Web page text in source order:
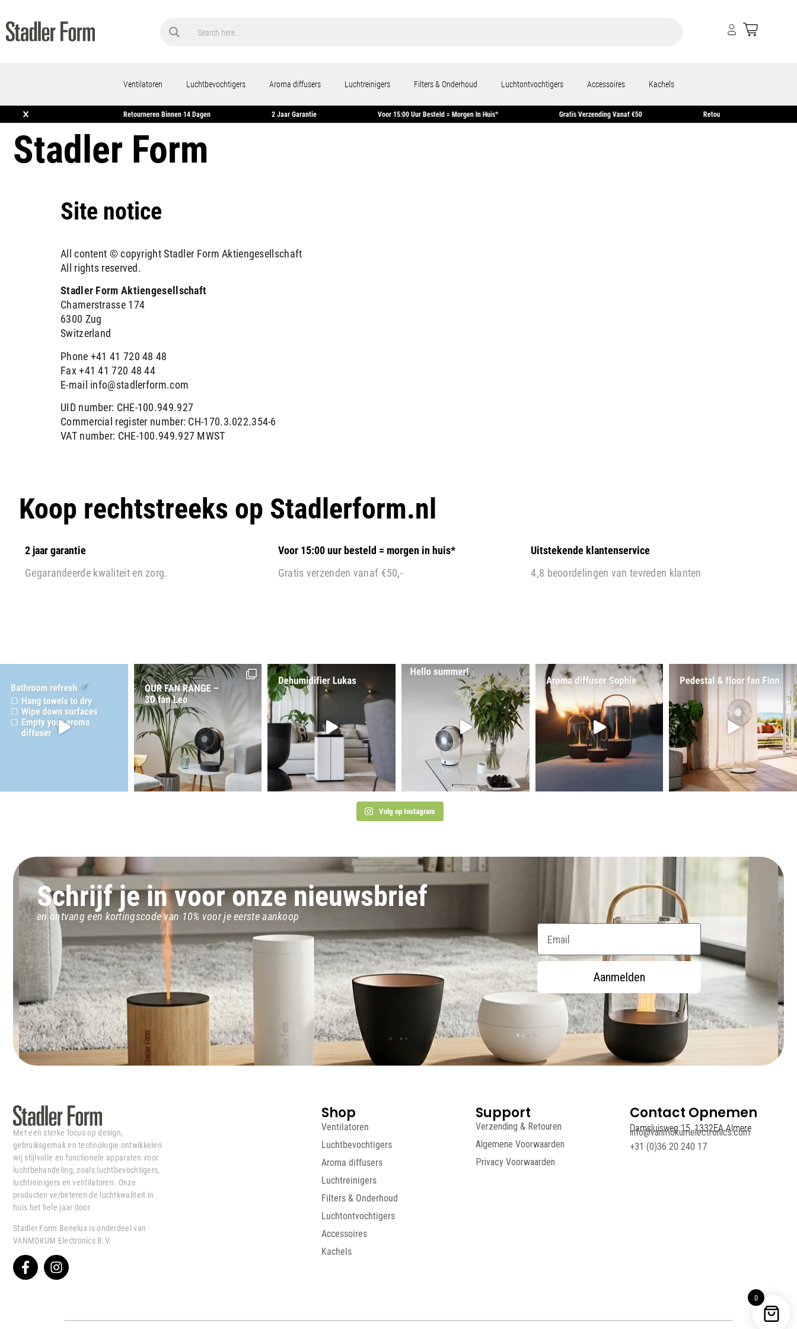
Ventilatoren Luchtbevochtigers Aroma diffusers Luchtreinigers Filters & Onderhoud Luchtontvochtigers Accessoires Kachels
×
Gratis Verzending Vanaf €50 Retourneren Binnen 14 Dagen 2 Jaar Garantie Voor 15:00 Uur Besteld = Morgen In Huis* Gratis Verzending Vanaf €50
Stadler Form
Site notice
All content © copyright Stadler Form Aktiengesellschaft
All rights reserved.
Stadler Form Aktiengesellschaft
Chamerstrasse 174
6300 Zug
Switzerland
Phone +41 41 720 48 48
Fax +41 41 720 48 44
E-mail info@stadlerform.com
UID number: CHE-100.949.927
Commercial register number: CH-170.3.022.354-6
VAT number: CHE-100.949.927 MWST
0
Koop rechtstreeks op Stadlerform.nl
2 jaar garantie
Gegarandeerde kwaliteit en zorg.
Voor 15:00 uur besteld = morgen in huis*
Gratis verzenden vanaf €50,-
Uitstekende klantenservice
4,8 beoordelingen van tevreden klanten
Volg op Instagram
Schrijf je in voor onze nieuwsbrief
en ontvang een kortingscode van 10% voor je eerste aankoop
Email
Aanmelden
Met een sterke focus op design,
gebruiksgemak en technologie ontwikkelen
wij stijlvolle en functionele apparaten voor
luchtbehandeling, zoals luchtbevochtigers,
luchtreinigers en ventilatoren. Onze
producten verbeteren de luchtkwaliteit in
huis het hele jaar door.
Stadler Form Benelux is onderdeel van
VANMOKUM Electronics B.V.
Shop
Ventilatoren
Luchtbevochtigers
Aroma diffusers
Luchtreinigers
Filters & Onderhoud
Luchtontvochtigers
Accessoires
Kachels
Support
Verzending & Retouren
Algemene Voorwaarden
Privacy Voorwaarden
Contact Opnemen
Damsluisweg 15, 1332EA Almere
info@vanmokumelectronics.com
+31 (0)36 20 240 17